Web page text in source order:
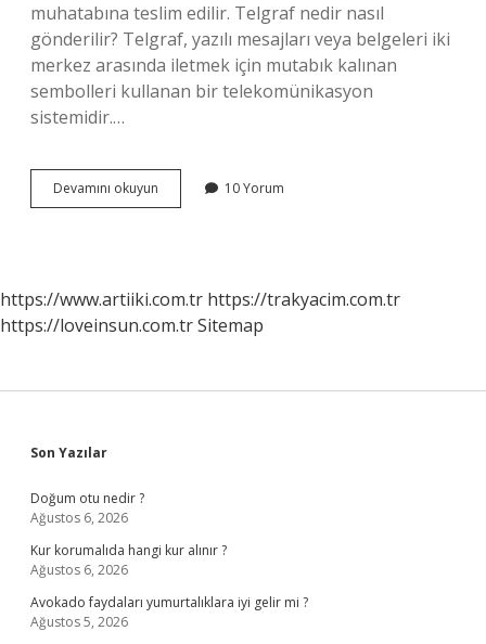
muhatabına teslim edilir. Telgraf nedir nasıl
gönderilir? Telgraf, yazılı mesajları veya belgeleri iki
merkez arasında iletmek için mutabık kalınan
sembolleri kullanan bir telekomünikasyon
sistemidir.…
Devamını okuyun
Nasıl
10 Yorum
https://www.artiiki.com.tr https://trakyacim.com.tr
https://loveinsun.com.trSitemap
Sidebar
Son Yazılar
Doğum otu nedir ?
Ağustos 6, 2026
Kur korumalıda hangi kur alınır ?
Ağustos 6, 2026
Avokado faydaları yumurtalıklara iyi gelir mi ?
Ağustos 5, 2026